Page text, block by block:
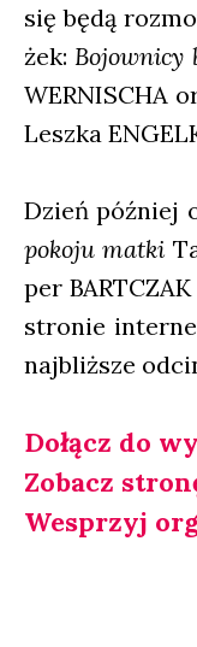
się będą
żek: Bojow­ni­cy
WERNISCHA
Lesz­ka
Dzień póź­niej
poko­ju mat­ki
per
stro­nie
naj­bliż­sze
Dołącz do
Zobacz
Wes­przyj